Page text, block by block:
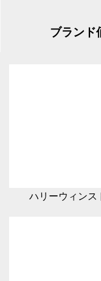
ブランド
ハリーウィンス